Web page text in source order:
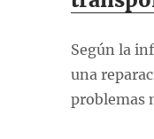
Según la
una
problemas